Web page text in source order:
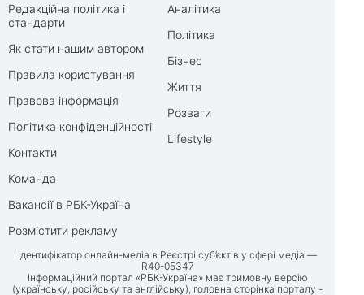
Редакційна політика і
стандарти
Як стати нашим автором
Правила користування
Правова інформація
Політика конфіденційності
Контакти
Команда
Вакансії в РБК-Україна
Розмістити рекламу
Аналітика
Політика
Бізнес
Життя
Розваги
Lifestyle
Ідентифікатор онлайн-медіа в Реєстрі суб’єктів у сфері медіа —
R40-05347
Інформаційний портал «РБК-Україна» має тримовну версію
(українську, російську та англійську), головна сторінка порталу -